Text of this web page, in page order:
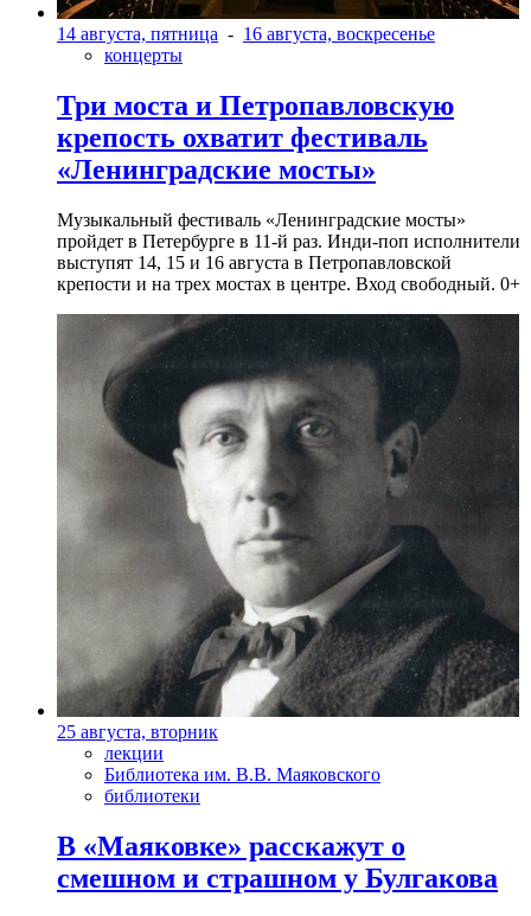
14 августа, пятница - 16 августа, воскресенье
концерты
Три моста и Петропавловскую
крепость охватит фестиваль
«Ленинградские мосты»
Музыкальный фестиваль «Ленинградские мосты»
пройдет в Петербурге в 11-й раз. Инди-поп исполнители
выступят 14, 15 и 16 августа в Петропавловской
крепости и на трех мостах в центре. Вход свободный. 0+
25 августа, вторник
лекции
Библиотека им. В.В. Маяковского
библиотеки
В «Маяковке» расскажут о
смешном и страшном у Булгакова